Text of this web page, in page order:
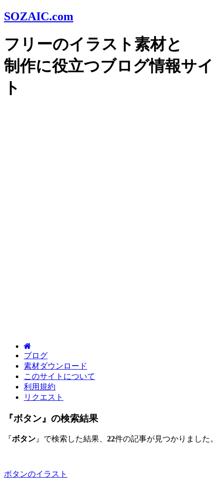
SOZAIC.com
フリーのイラスト素材と
制作に役立つブログ情報サイ
ト
ブログ
素材ダウンロード
このサイトについて
利用規約
リクエスト
『ボタン』の検索結果
『ボタン 』で検索した結果、 22件の記事が見つかりました。
ボタンのイラスト